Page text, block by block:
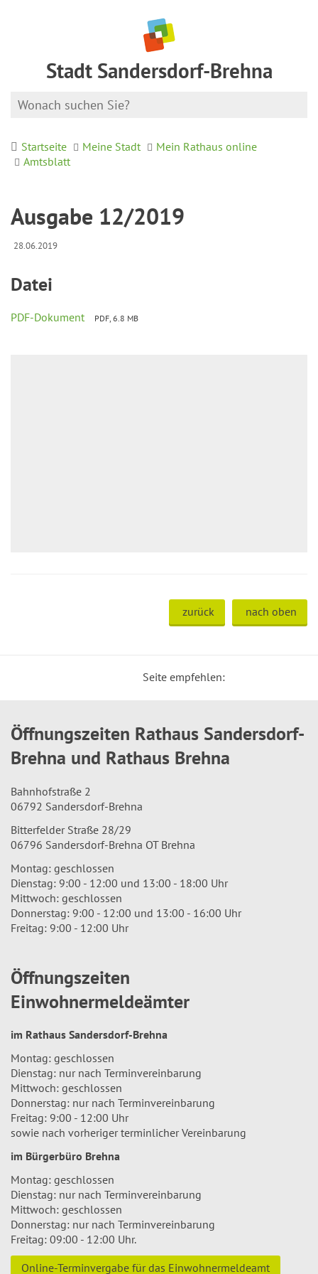
Stadt Sandersdorf-Brehna
Startseite Meine Stadt
Mein Rathaus online
Amtsblatt
Ausgabe 12/2019
28.06.2019
Datei
PDF-Dokument PDF, 6.8 MB
zurück nach oben
Seite empfehlen:
Öffnungszeiten Rathaus Sandersdorf-
Brehna und Rathaus Brehna
Bahnhofstraße 2
06792 Sandersdorf-Brehna
Bitterfelder Straße 28/29
06796 Sandersdorf-Brehna OT Brehna
Montag: geschlossen
Dienstag: 9:00 - 12:00 und 13:00 - 18:00 Uhr
Mittwoch: geschlossen
Donnerstag: 9:00 - 12:00 und 13:00 - 16:00 Uhr
Freitag: 9:00 - 12:00 Uhr
Öffnungszeiten
Einwohnermeldeämter
im Rathaus Sandersdorf-Brehna
Montag: geschlossen
Dienstag: nur nach Terminvereinbarung
Mittwoch: geschlossen
Donnerstag: nur nach Terminvereinbarung
Freitag: 9:00 - 12:00 Uhr
sowie nach vorheriger terminlicher Vereinbarung
im Bürgerbüro Brehna
Montag: geschlossen
Dienstag: nur nach Terminvereinbarung
Mittwoch: geschlossen
Donnerstag: nur nach Terminvereinbarung
Freitag: 09:00 - 12:00 Uhr.
Online-Terminvergabe für das Einwohnermeldeamt